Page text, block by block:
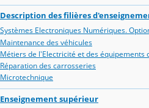
Description des filières
Systèmes Electroniques Numériques.
Maintenance des véhicules
Métiers de l'Electricité et des équipements
Réparation des carrosseries
Microtechnique
Enseignement supérieur